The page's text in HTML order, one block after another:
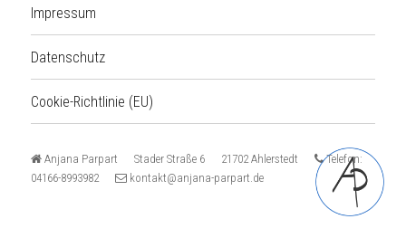
Impressum
Datenschutz
Cookie-Richtlinie (EU)
Anjana Parpart Stader Straße 6 21702 Ahlerstedt
Telefon:
04166-8993982
kontakt@anjana-parpart.de